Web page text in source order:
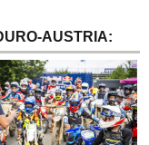
AUSTRIA: